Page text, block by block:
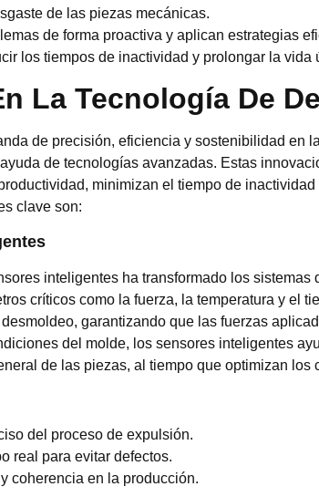
de las piezas mecánicas.
de forma proactiva y aplican estrategias
los tiempos de inactividad y prolongar la vida
La Tecnología De
de precisión, eficiencia y sostenibilidad en
de tecnologías avanzadas. Estas
minimizan el tiempo de
clave son:
inteligentes ha transformado los
críticos como la fuerza, la temperatura y el
garantizando que las fuerzas
del molde, los sensores inteligentes
de las piezas, al tiempo que optimizan los
del proceso de expulsión.
real para evitar defectos.
coherencia en la producción.